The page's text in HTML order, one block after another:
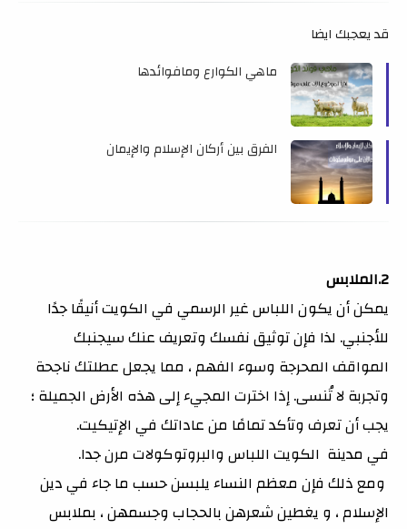
قد يعجبك ايضا
ماهي الكوارع ومافوائدها
الفرق بين أركان الإسلام والإيمان
2.الملابس
يمكن أن يكون اللباس غير الرسمي في الكويت أنيقًا جدًا
للأجنبي. لذا فإن توثيق نفسك وتعريف عنك سيجنبك
المواقف المحرجة وسوء الفهم ، مما يجعل عطلتك ناجحة
وتجربة لا تُنسى. إذا اخترت المجيء إلى هذه الأرض الجميلة ؛
يجب أن تعرف وتأكد تمامًا من عاداتك في الإتيكيت.
في مدينة الكويت اللباس والبروتوكولات مرن جدا.
ومع ذلك فإن معظم النساء يلبسن حسب ما جاء في دين
الإسلام ، و يغطين شعرهن بالحجاب وجسمهن ، بملابس